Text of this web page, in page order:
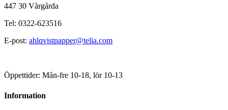
447 30 Vårgårda
Tel: 0322-623516
E-post: ahlqvistpapper@telia.com
Öppettider: Mån-fre 10-18, lör 10-13
Information